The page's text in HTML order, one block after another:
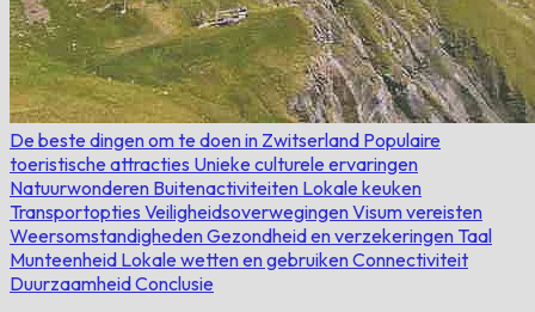
De beste dingen om te doen in Zwitserland Populaire
toeristische attracties Unieke culturele ervaringen
Natuurwonderen Buitenactiviteiten Lokale keuken
Transportopties VeiligheidsoverwegingenVisum vereisten
WeersomstandighedenGezondheid en verzekeringen Taal
Munteenheid Lokale wetten en gebruikenConnectiviteit
DuurzaamheidConclusie